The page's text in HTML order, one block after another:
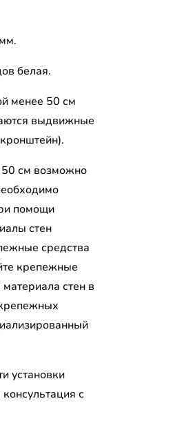
белая.
менее 50 см
выдвижные
см возможно
помощи
стен
средства
крепежные
стен в
установки
с